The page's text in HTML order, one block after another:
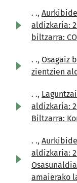
. .,
aldizkaria:
biltzarra:
. ., Osagaiz
zientzien
. .,
aldizkaria:
Biltzarra:
. .,
aldizkaria:
amaierako